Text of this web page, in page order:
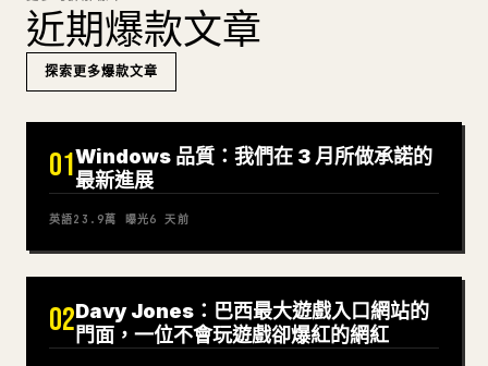
近期爆款文章
探索更多爆款文章
01Windows 品質：我們在 3 月所做承諾的
最新進展
英語23.9萬 曝光6 天前
02Davy Jones：巴西最大遊戲入口網站的
門面，一位不會玩遊戲卻爆紅的網紅